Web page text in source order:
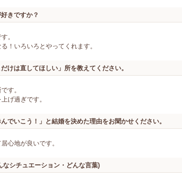
きですか？
。
！いろいろとやってくれます。
けは直してほしい」所を教えてください。
す。
げ過ぎです。
でいこう！」と結婚を決めた理由をお聞かせください。
心地が良いです。
なシチュエーション・どんな言葉)